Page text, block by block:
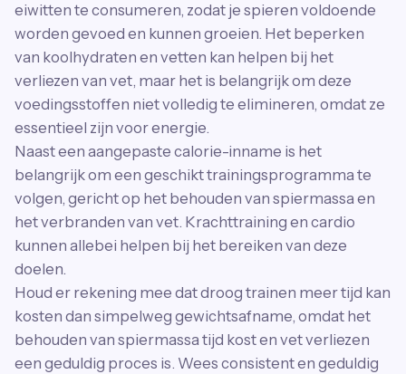
eiwitten te consumeren, zodat je spieren voldoende
worden gevoed en kunnen groeien. Het beperken
van koolhydraten en vetten kan helpen bij het
verliezen van vet, maar het is belangrijk om deze
voedingsstoffen niet volledig te elimineren, omdat ze
essentieel zijn voor energie.
Naast een aangepaste calorie-inname is het
belangrijk om een geschikt trainingsprogramma te
volgen, gericht op het behouden van spiermassa en
het verbranden van vet. Krachttraining en cardio
kunnen allebei helpen bij het bereiken van deze
doelen.
Houd er rekening mee dat droog trainen meer tijd kan
kosten dan simpelweg gewichtsafname, omdat het
behouden van spiermassa tijd kost en vet verliezen
een geduldig proces is. Wees consistent en geduldig